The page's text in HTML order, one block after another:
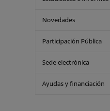
Novedades
Participación Pública
Sede electrónica
Ayudas y financiación